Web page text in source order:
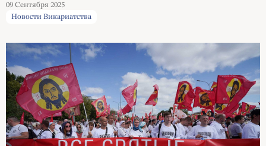
09 Сентября 2025
Новости Викариатства